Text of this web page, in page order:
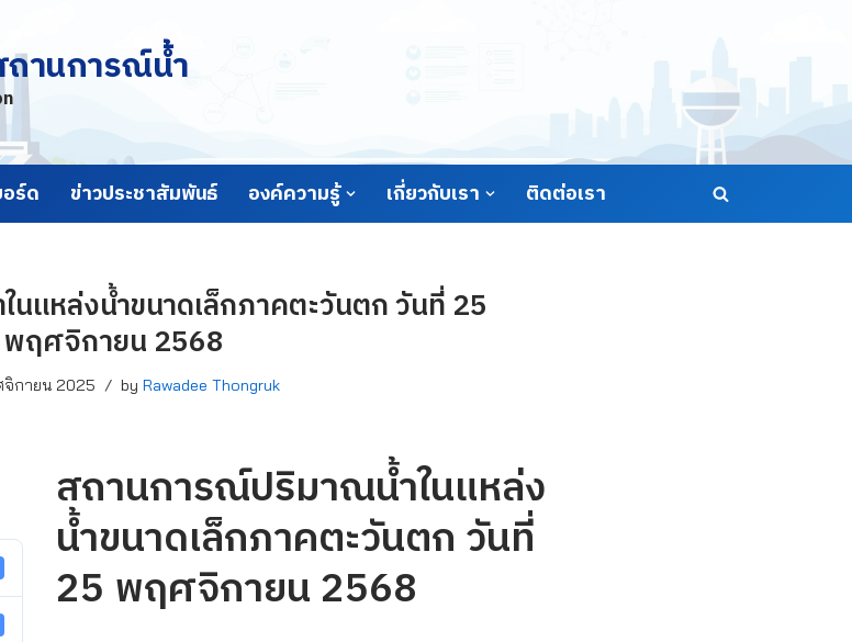
ถานการณ์น้ำ
ร์ด ข่าวประชาสัมพันธ์ องค์ความรู้ เกี่ยวกับเรา ติดต่อเรา
แหล่งน้ำขนาดเล็กภาคตะวันตก วันที่ 25
พฤศจิกายน 2568
กายน 2025 by Rawadee Thongruk
สถานการณ์ปริมาณน้ำในแหล่ง
น้ำขนาดเล็กภาคตะวันตก วันที่
25 พฤศจิกายน 2568